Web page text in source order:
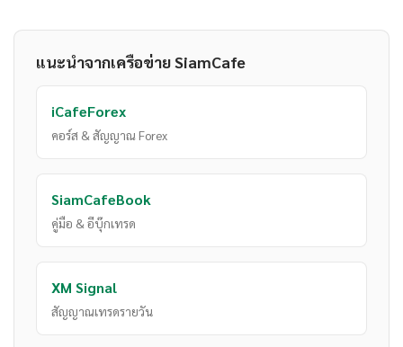
แนะนำจากเครือข่าย SiamCafe
iCafeForex
คอร์ส & สัญญาณ Forex
SiamCafeBook
คู่มือ & อีบุ๊กเทรด
XM Signal
สัญญาณเทรดรายวัน